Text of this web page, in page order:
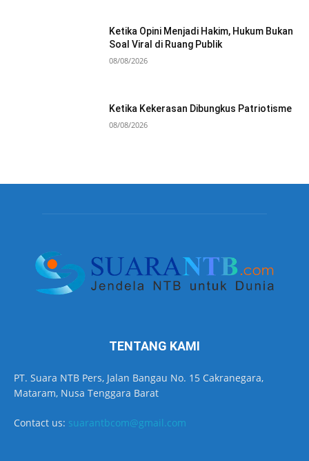
Ketika Opini Menjadi Hakim, Hukum Bukan
Soal Viral di Ruang Publik
08/08/2026
Ketika Kekerasan Dibungkus Patriotisme
08/08/2026
TENTANG KAMI
PT. Suara NTB Pers, Jalan Bangau No. 15 Cakranegara,
Mataram, Nusa Tenggara Barat
Contact us: suarantbcom@gmail.com